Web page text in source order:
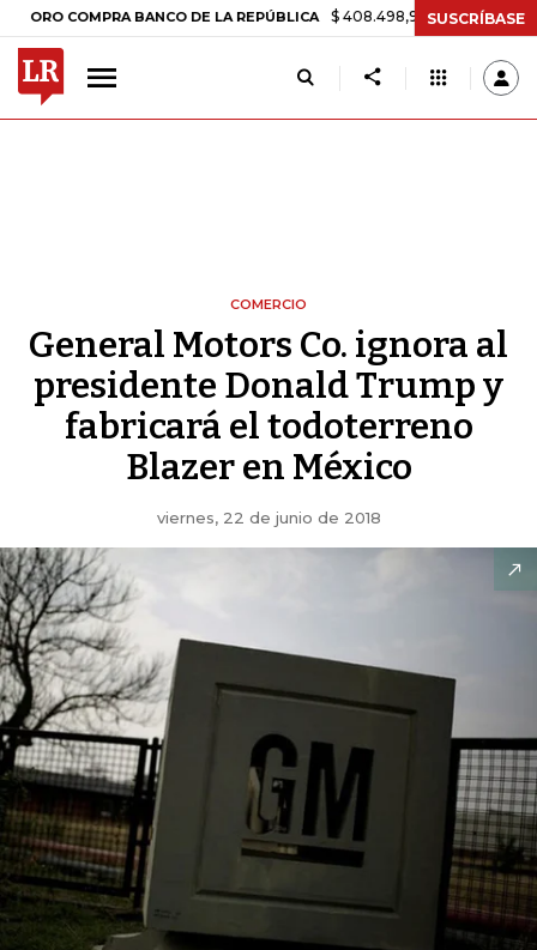
BANCO DE LA REPÚBLICA $ 408.498,97 +$ 8.753,81 +2,19%
SUSCRÍBASE
COMERCIO
General Motors Co. ignora al
presidente Donald Trump y
fabricará el todoterreno
Blazer en México
viernes, 22 de junio de 2018